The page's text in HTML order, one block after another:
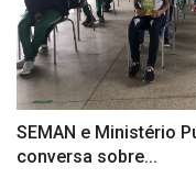
SEMAN e Ministério
conversa sobre...